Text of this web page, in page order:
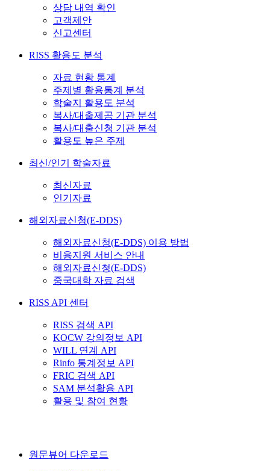
상담 내역 확인
고객제안
신고센터
RISS 활용도 분석
자료 현황 통계
주제별 활용통계 분석
학술지 활용도 분석
복사/대출제공 기관 분석
복사/대출신청 기관 분석
활용도 높은 주제
최신/인기 학술자료
최신자료
인기자료
해외자료신청(E-DDS)
해외자료신청(E-DDS) 이용 방법
비용지원 서비스 안내
해외자료신청(E-DDS)
중국대학 자료 검색
RISS API 센터
RISS 검색 API
KOCW 강의정보 API
WILL 연계 API
Rinfo 통계정보 API
FRIC 검색 API
SAM 분석활용 API
활용 및 참여 현황
원문뷰어 다운로드